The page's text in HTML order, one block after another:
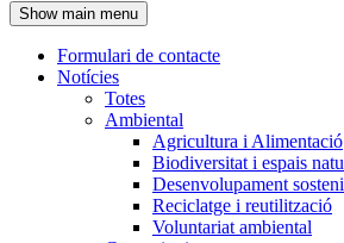
l'encapçalament
Show main menu
Navegació
principal
Formulari de contacte
Notícies
Totes
Ambiental
Agricultura i Alimentació
Biodiversitat i espais
Desenvolupament
Reciclatge i reutilització
Voluntariat ambiental